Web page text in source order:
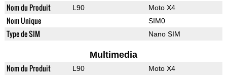
Nom du Produit L90 Moto X4
Nom Unique SIM0
Type de SIM Nano SIM
Multimedia
Nom du Produit L90 Moto X4